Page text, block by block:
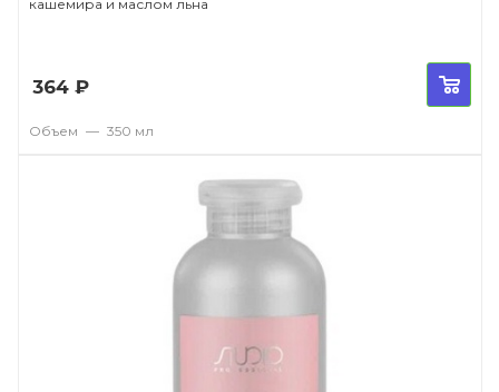
кашемира и маслом льна
364 ₽
Объем — 350 мл